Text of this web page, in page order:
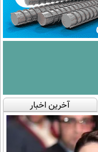
آخرین اخبار